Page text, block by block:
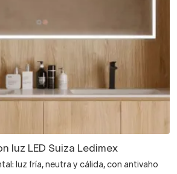
luz LED Suiza Ledimex
luz fría, neutra y cálida, con antivaho